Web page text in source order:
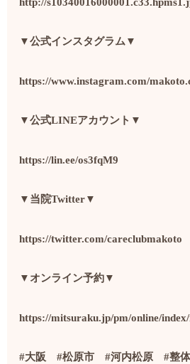
▼公式インスタグラム ▼
https://www.instagram.com/
▼公式LINEアカウント ▼
https://lin.ee/os3fqM9
▼ 当院Twitter▼
https://twitter.com/careclubmakoto
▼ オンライン予約▼
https://mitsuraku.jp/pm/online/
#大阪#松原市#河内松原#整